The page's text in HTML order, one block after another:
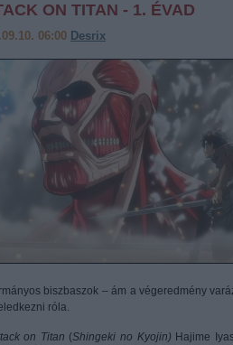
ON TITAN - 1. ÉVAD
06:00 Desrix
biszbaszok – ám a végeredmény
róla.
on Titan (Shingeki no Kyojin) Hajime